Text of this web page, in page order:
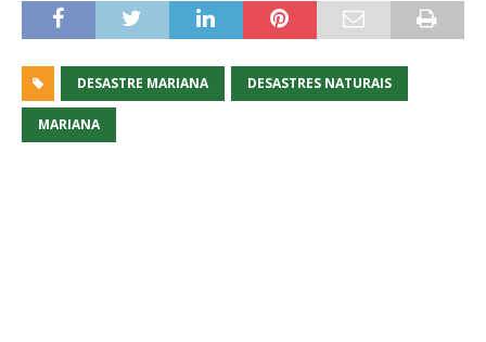
DESASTRE MARIANA DESASTRES NATURAIS
MARIANA